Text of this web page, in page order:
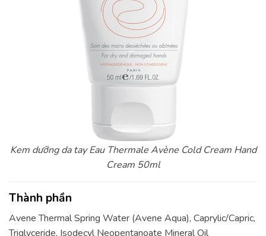
Kem dưỡng da tay Eau Thermale Avène Cold Cream Hand
Cream 50ml
Thành phần
Avene Thermal Spring Water (Avene Aqua), Caprylic/Capric,
Triglyceride, Isodecyl Neopentanoate Mineral Oil